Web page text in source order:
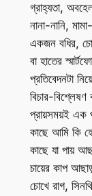
গ্রাহ্যতা,
নানা-নানি,
একজন বধির,
বা হাতের
প্রতিবেদনটা
বিচার-
প্রায়সময়ই এক
কাছে আমি কি
কাছে যা পায়
চায়ের কাপ
চোখে রাগ,